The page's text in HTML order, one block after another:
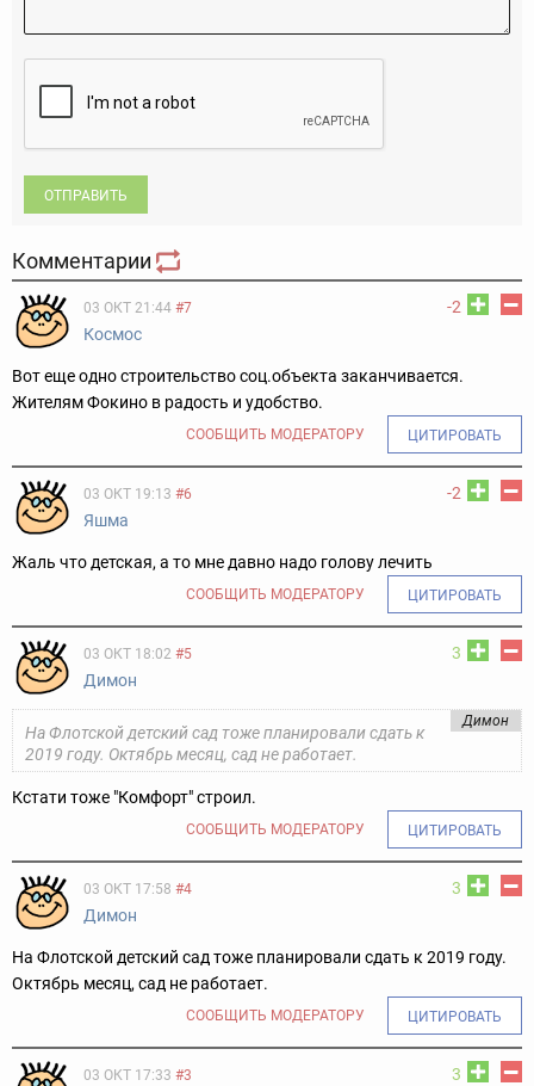
ОТПРАВИТЬ
Комментарии
-2
03 ОКТ 21:44 #7
Космос
Вот еще одно строительство соц.объекта заканчивается.
Жителям Фокино в радость и удобство.
СООБЩИТЬ МОДЕРАТОРУ ЦИТИРОВАТЬ
-2
03 ОКТ 19:13 #6
Яшма
Жаль что детская, а то мне давно надо голову лечить
СООБЩИТЬ МОДЕРАТОРУ ЦИТИРОВАТЬ
3
03 ОКТ 18:02 #5
Димон
Димон
На Флотской детский сад тоже планировали сдать к
2019 году. Октябрь месяц, сад не работает.
Кстати тоже "Комфорт" строил.
СООБЩИТЬ МОДЕРАТОРУ ЦИТИРОВАТЬ
3
03 ОКТ 17:58 #4
Димон
На Флотской детский сад тоже планировали сдать к 2019 году.
Октябрь месяц, сад не работает.
СООБЩИТЬ МОДЕРАТОРУ ЦИТИРОВАТЬ
3
03 ОКТ 17:33 #3